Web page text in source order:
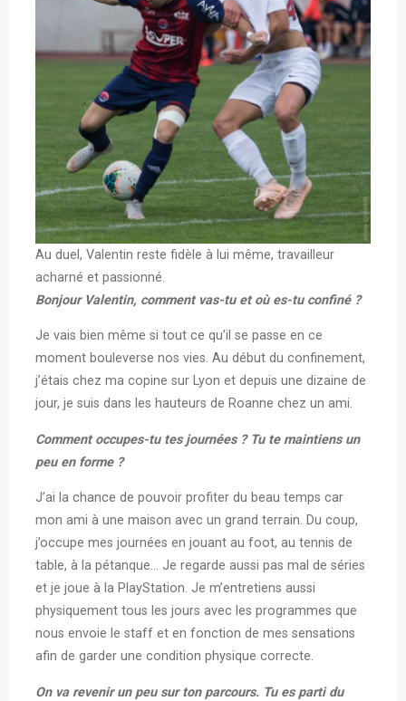
Au duel, Valentin reste fidèle à lui même, travailleur
acharné et passionné.
Bonjour Valentin, comment vas-tu et où es-tu confiné ?
Je vais bien même si tout ce qu’il se passe en ce
moment bouleverse nos vies. Au début du confinement,
j’étais chez ma copine sur Lyon et depuis une dizaine de
jour, je suis dans les hauteurs de Roanne chez un ami.
Comment occupes-tu tes journées ? Tu te maintiens un
peu en forme ?
J’ai la chance de pouvoir profiter du beau temps car
mon ami à une maison avec un grand terrain. Du coup,
j’occupe mes journées en jouant au foot, au tennis de
table, à la pétanque… Je regarde aussi pas mal de séries
et je joue à la PlayStation. Je m’entretiens aussi
physiquement tous les jours avec les programmes que
nous envoie le staff et en fonction de mes sensations
afin de garder une condition physique correcte.
On va revenir un peu sur ton parcours. Tu es parti du